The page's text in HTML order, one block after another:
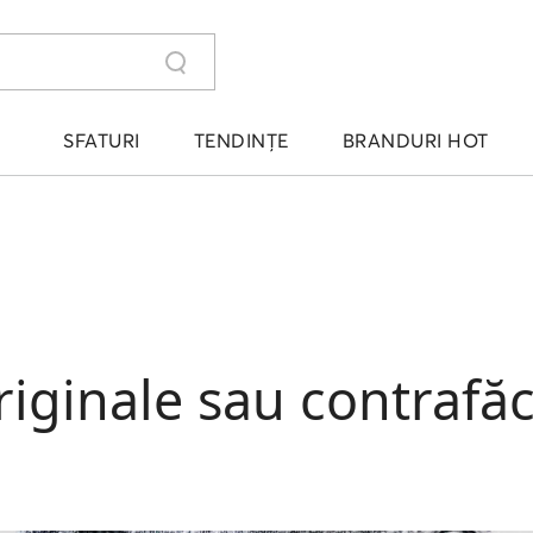
SFATURI TENDINȚE BRANDURI HOT
sau